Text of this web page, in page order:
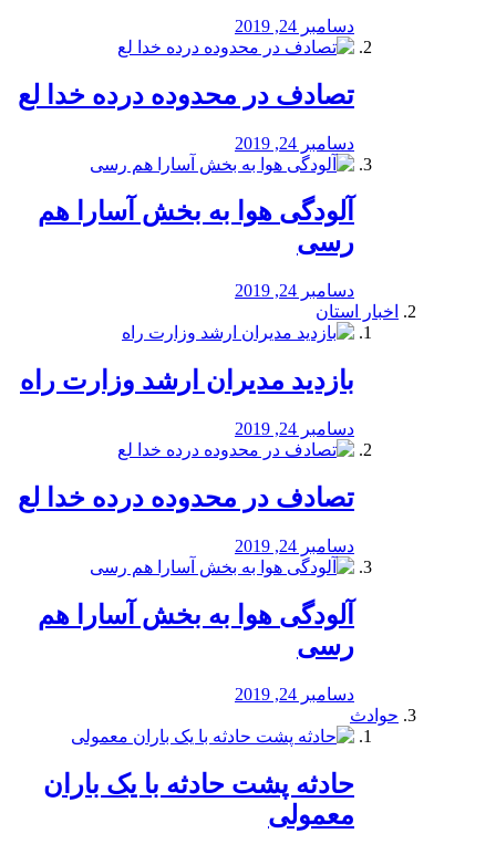
دسامبر 24, 2019
تصادف در محدوده درده خدا لع
دسامبر 24, 2019
آلودگی هوا به بخش آسارا هم
رسی
دسامبر 24, 2019
اخبار استان
بازدید مدیران ارشد وزارت راه
دسامبر 24, 2019
تصادف در محدوده درده خدا لع
دسامبر 24, 2019
آلودگی هوا به بخش آسارا هم
رسی
دسامبر 24, 2019
حوادث
️حادثه پشت حادثه با یک باران
معمولی